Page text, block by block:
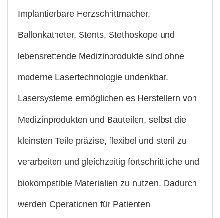
Implantierbare Herzschrittmacher,
Ballonkatheter, Stents, Stethoskope und
lebensrettende Medizinprodukte sind ohne
moderne Lasertechnologie undenkbar.
Lasersysteme ermöglichen es Herstellern von
Medizinprodukten und Bauteilen, selbst die
kleinsten Teile präzise, flexibel und steril zu
verarbeiten und gleichzeitig fortschrittliche und
biokompatible Materialien zu nutzen. Dadurch
werden Operationen für Patienten